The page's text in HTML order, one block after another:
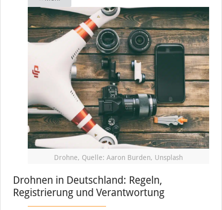
Drohne, Quelle: Aaron Burden, Unsplash
Drohnen in Deutschland: Regeln,
Registrierung und Verantwortung